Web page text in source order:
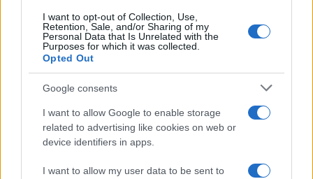
I want to opt-out of Collection, Use,
Retention, Sale, and/or Sharing of my
Personal Data that Is Unrelated with the
Purposes for which it was collected.
Opted Out
Google consents
I want to allow Google to enable storage
related to advertising like cookies on web or
device identifiers in apps.
I want to allow my user data to be sent to
NEWS